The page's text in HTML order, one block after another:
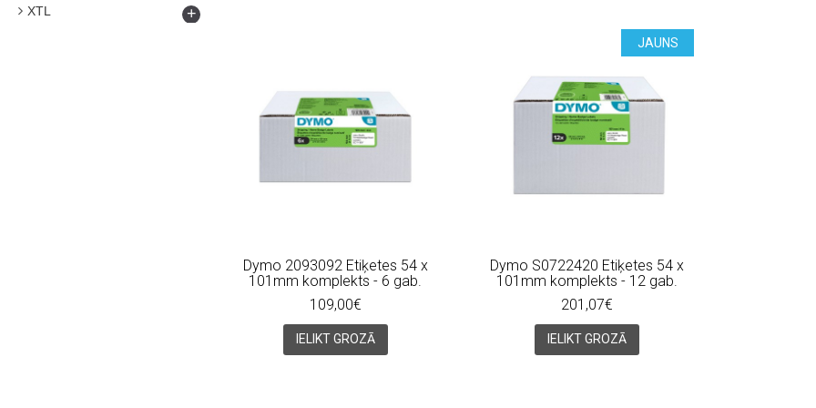
XTL +
Dymo 2093092 Etiķetes 54 x
101mm komplekts - 6 gab.
109,00€
IELIKT GROZĀ
JAUNS
Dymo S0722420 Etiķetes 54 x
101mm komplekts - 12 gab.
201,07€
IELIKT GROZĀ